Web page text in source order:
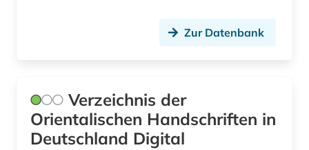
Zur Datenbank
Verzeichnis der
Orientalischen Handschriften in
Deutschland Digital